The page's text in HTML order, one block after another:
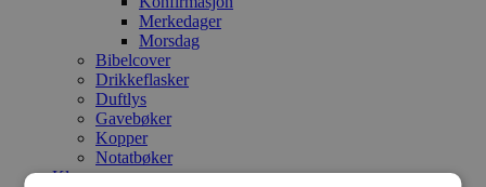
Merkedager
Morsdag
Bibelcover
Drikkeflasker
Duftlys
Gavebøker
Kopper
Notatbøker
Klær